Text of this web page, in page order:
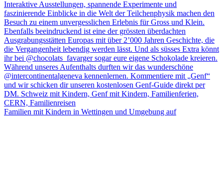
Familien mit Kindern in Wettingen und Umgebung auf